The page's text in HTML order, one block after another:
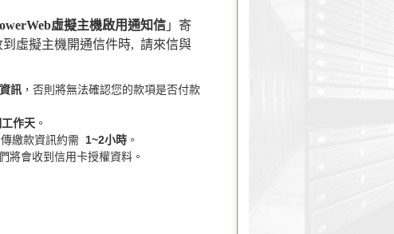
虛擬主機啟用通知信」寄
虛擬主機開通信件時, 請來信與
訊，否則將無法確認您的款項是否付款
作天。
繳款資訊約需 1~2小時。
將會收到信用卡授權資料。